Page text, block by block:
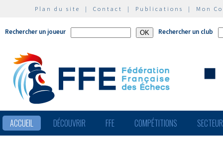
Plan du site | Contact | Publications | Mon
Rechercher un joueur Rechercher un club
ACCUEIL DÉCOUVRIR FFE COMPÉTITIONS